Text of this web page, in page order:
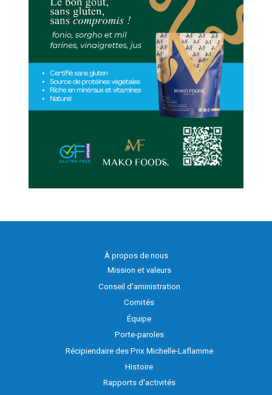
À propos de nous
Mission et valeurs
Conseil d'aministration
Comités
Équipe
Porte-paroles
Récipiendaire des Prix Michelle-Laflamme
Histoire
Rapports d'activités